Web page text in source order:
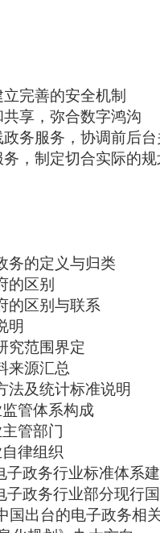
完善的安全机制
享，弥合数字鸿沟
务服务，协调前后
，制定切合实际的规
务的定义与归类
的区别
的区别与联系
明
究范围界定
来源汇总
法及统计标准说明
管体系构成
管部门
律组织
子政务行业标准体系
子政务行业部分现行
国出台的电子政务相